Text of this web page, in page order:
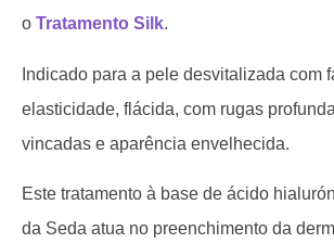
o Tratamento Silk.
Indicado para a pele desvitalizada com
elasticidade, flácida, com rugas
vincadas e aparência envelhecida.
Este tratamento à base de ácido
da Seda atua no preenchimento da